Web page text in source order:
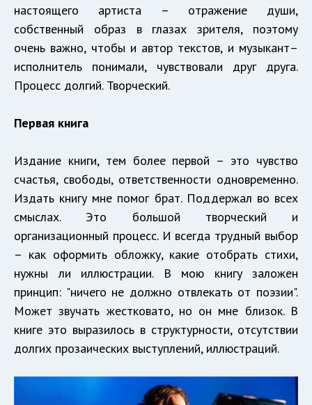
настоящего артиста – отражение души,
собственный образ в глазах зрителя, поэтому
очень важно, чтобы и автор текстов, и музыкант–
исполнитель понимали, чувствовали друг друга.
Процесс долгий. Творческий.
Первая книга
Издание книги, тем более первой – это чувство
счастья, свободы, ответственности одновременно.
Издать книгу мне помог брат. Поддержал во всех
смыслах. Это большой творческий и
организационный процесс. И всегда трудный выбор
– как оформить обложку, какие отобрать стихи,
нужны ли иллюстрации. В мою книгу заложен
принцип: "ничего не должно отвлекать от поэзии".
Может звучать жестковато, но он мне близок. В
книге это выразилось в структурности, отсутствии
долгих прозаических выступлений, иллюстраций.